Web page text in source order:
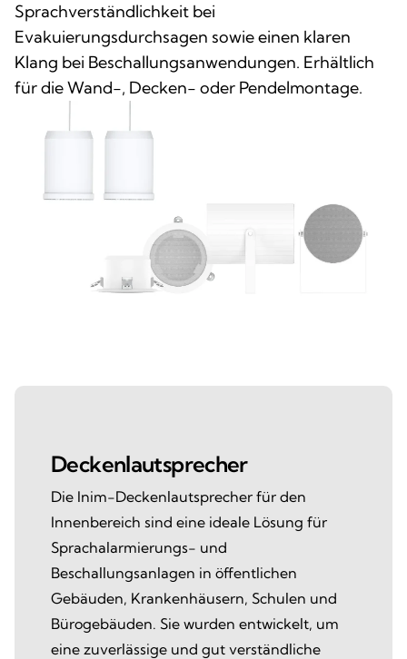
Sprachverständlichkeit bei
Evakuierungsdurchsagen sowie einen klaren
Klang bei Beschallungsanwendungen. Erhältlich
für die Wand-, Decken- oder Pendelmontage.
Deckenlautsprecher
Die Inim-Deckenlautsprecher für den
Innenbereich sind eine ideale Lösung für
Sprachalarmierungs- und
Beschallungsanlagen in öffentlichen
Gebäuden, Krankenhäusern, Schulen und
Bürogebäuden. Sie wurden entwickelt, um
eine zuverlässige und gut verständliche